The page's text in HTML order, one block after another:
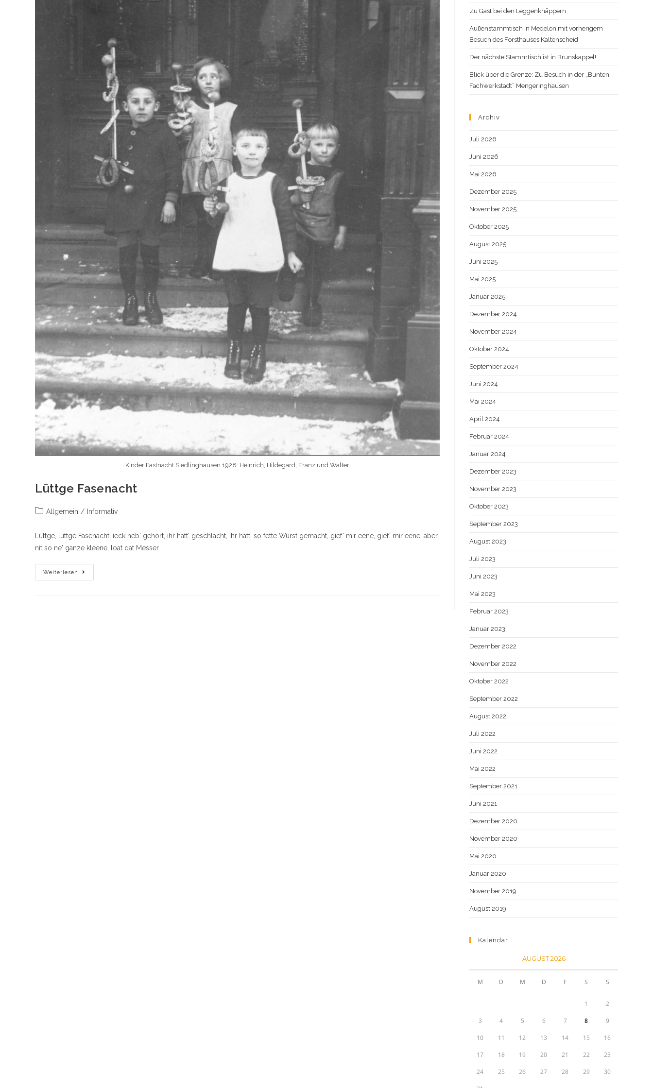
Kinder Fastnacht Siedlinghausen 1928: Heinrich, Hildegard, Franz und Walter
Lüttge Fasenacht
Beitrags-
Allgemein / Informativ
Lüttge, lüttge Fasenacht, ieck heb' gehört, ihr hätt' geschlacht, ihr hätt' so fette Würst gemacht, gief' mir eene, gief' mir eene, aber
nit so ne' ganze kleene, loat dat Messer…
Weiterlesen
Lüttge
Fasenacht
Zu Gast bei den Leggenknäppern
Außenstammtisch in Medelon mit vorherigem
Besuch des Forsthauses Kaltenscheid
Der nächste Stammtisch ist in Brunskappel!
Blick über die Grenze: Zu Besuch in der „Bunten
Fachwerkstadt“ Mengeringhausen
Archiv
Juli 2026
Juni 2026
Mai 2026
Dezember 2025
November 2025
Oktober 2025
August 2025
Juni 2025
Mai 2025
Januar 2025
Dezember 2024
November 2024
Oktober 2024
September 2024
Juni 2024
Mai 2024
April 2024
Februar 2024
Januar 2024
Dezember 2023
November 2023
Oktober 2023
September 2023
August 2023
Juli 2023
Juni 2023
Mai 2023
Februar 2023
Januar 2023
Dezember 2022
November 2022
Oktober 2022
September 2022
August 2022
Juli 2022
Juni 2022
Mai 2022
September 2021
Juni 2021
Dezember 2020
November 2020
Mai 2020
Januar 2020
November 2019
August 2019
Kalendar
AUGUST 2026
M D M D F S S
1 2
3 4 5 6 7 8 9
10 11 12 13 14 15 16
17 18 19 20 21 22 23
24 25 26 27 28 29 30